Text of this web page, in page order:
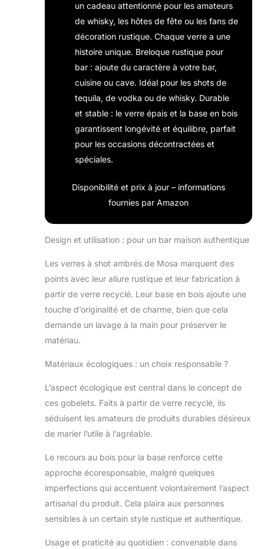
un cadeau attentionné pour les amateurs
de whisky, les hôtes de fête ou les fans de
décoration rustique. Chaque verre a une
histoire unique. Breloque rustique pour
bar : ajoute du caractère à votre bar,
cuisine ou cave. Idéal pour les shots de
tequila, de vodka ou de whisky. Durable
et stable : le verre épais et la base en bois
garantissent longévité et équilibre, parfait
pour les occasions décontractées et
spéciales.
Disponibilité et prix à jour – informations
fournies par Amazon
Design et utilisation : pour un bar maison authentique
Les verres à shot ambrés de Mosa marquent des
points avec leur allure rustique et leur fabrication à
partir de verre recyclé. Leur base en bois ajoute une
touche d’originalité et de charme, bien que cela
demande un lavage à la main pour préserver le
matériau.
Matériaux écologiques : un choix responsable ?
L’aspect écologique est central dans le concept de
ces gobelets. Faits à partir de verre recyclé, ils
séduisent les amateurs de produits durables désireux
de marier l’utile à l’agréable.
Le recours au bois pour la base renforce cette
approche écoresponsable, malgré quelques
imperfections qui accentuent volontairement l’aspect
artisanal du produit. Cela plaira aux personnes
sensibles à un certain style rustique et authentique.
Usage et praticité au quotidien : convenable dans